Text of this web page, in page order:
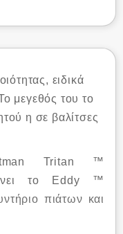
ειδικά
μεγεθός του το
η σε βαλίτσες
Tritan ™
το Eddy ™
πιάτων και